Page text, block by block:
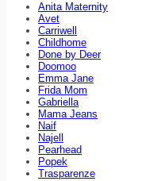
Anita Maternity
Avet
Carriwell
Childhome
Done by Deer
Doomoo
Emma Jane
Frida Mom
Gabriella
Mama Jeans
Naif
Najell
Pearhead
Popek
Trasparenze